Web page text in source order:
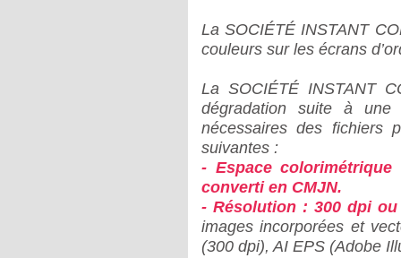
La SOCIÉTÉ INSTANT
couleurs sur les écrans
La SOCIÉTÉ INSTANT
dégradation suite à une
nécessaires des fichiers
suivantes :
- Espace
converti en CMJN.
- Résolution : 300 dpi
images incorporées et
(300 dpi), AI EPS (Adobe